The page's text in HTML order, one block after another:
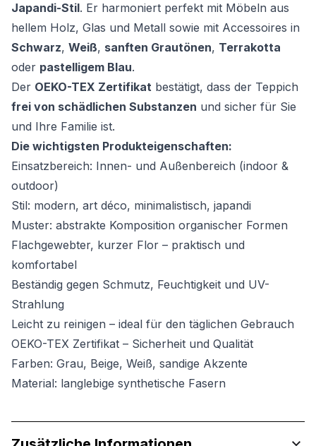
Japandi-Stil. Er harmoniert perfekt mit Möbeln aus
hellem Holz, Glas und Metall sowie mit Accessoires in
Schwarz, Weiß, sanften Grautönen, Terrakotta
oder pastelligem Blau.
Der OEKO-TEX Zertifikat bestätigt, dass der Teppich
frei von schädlichen Substanzen und sicher für Sie
und Ihre Familie ist.
Die wichtigsten Produkteigenschaften:
Einsatzbereich: Innen- und Außenbereich (indoor &
outdoor)
Stil: modern, art déco, minimalistisch, japandi
Muster: abstrakte Komposition organischer Formen
Flachgewebter, kurzer Flor – praktisch und
komfortabel
Beständig gegen Schmutz, Feuchtigkeit und UV-
Strahlung
Leicht zu reinigen – ideal für den täglichen Gebrauch
OEKO-TEX Zertifikat – Sicherheit und Qualität
Farben: Grau, Beige, Weiß, sandige Akzente
Material: langlebige synthetische Fasern